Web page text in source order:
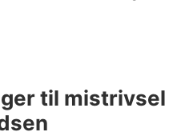
til mistrivsel